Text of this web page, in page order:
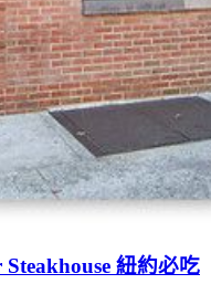
Steakhouse 紐約必吃